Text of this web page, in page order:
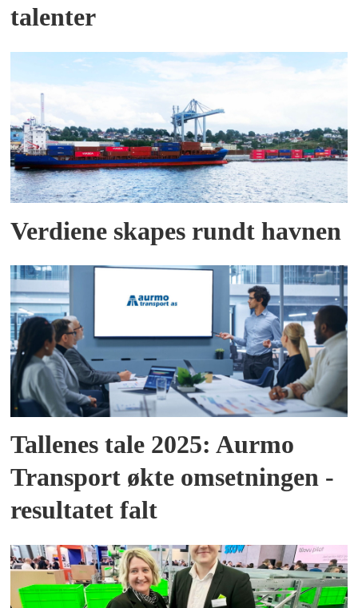
talenter
Verdiene skapes rundt havnen
Tallenes tale 2025: Aurmo
Transport økte omsetningen -
resultatet falt